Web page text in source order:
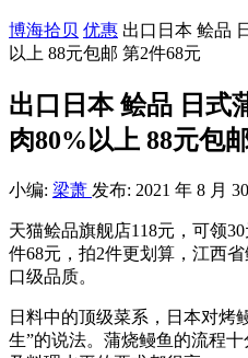
博海拾贝 优惠 出口日本 鲙品
以上 88元包邮 第2件68元
出口日本 鲙品 日式
肉80%以上 88元包
小编: 梁萧 发布: 2021 年 8 月
天猫鲙品旗舰店118元，可领
件68元，拍2件更划算，江西
口级品质。
日料中的顶级菜系，日本对烤
生”的说法。蒲烧鳗鱼的流程